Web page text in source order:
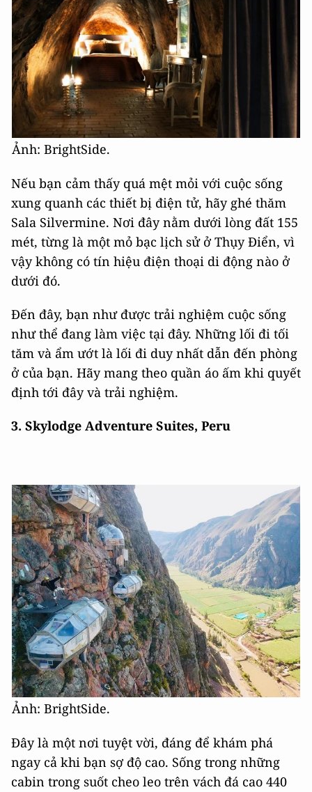
Ảnh: BrightSide.
Nếu bạn cảm thấy quá mệt mỏi với cuộc sống
xung quanh các thiết bị điện tử, hãy ghé thăm
Sala Silvermine. Nơi đây nằm dưới lòng đất 155
mét, từng là một mỏ bạc lịch sử ở Thụy Điển, vì
vậy không có tín hiệu điện thoại di động nào ở
dưới đó.
Đến đây, bạn như được trải nghiệm cuộc sống
như thể đang làm việc tại đây. Những lối đi tối
tăm và ẩm ướt là lối đi duy nhất dẫn đến phòng
ở của bạn. Hãy mang theo quần áo ấm khi quyết
định tới đây và trải nghiệm.
3. Skylodge Adventure Suites, Peru
Ảnh: BrightSide.
Đây là một nơi tuyệt vời, đáng để khám phá
ngay cả khi bạn sợ độ cao. Sống trong những
cabin trong suốt cheo leo trên vách đá cao 440